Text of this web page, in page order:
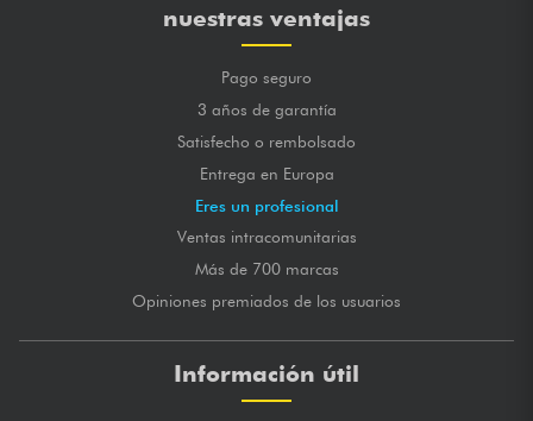
nuestras ventajas
Pago seguro
3 años de garantía
Satisfecho o rembolsado
Entrega en Europa
Eres un profesional
Ventas intracomunitarias
Más de 700 marcas
Opiniones premiados de los usuarios
Información útil